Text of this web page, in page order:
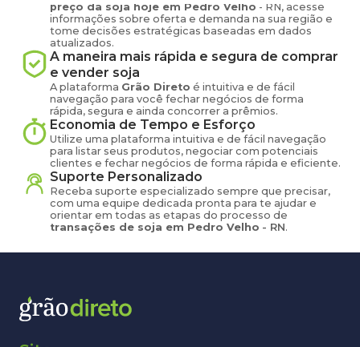
preço da soja hoje em Pedro Velho - RN, acesse
informações sobre oferta e demanda na sua região e
tome decisões estratégicas baseadas em dados
atualizados.
A maneira mais rápida e segura de comprar
e vender soja
A plataforma Grão Direto é intuitiva e de fácil
navegação para você fechar negócios de forma
rápida, segura e ainda concorrer a prêmios.
Economia de Tempo e Esforço
Utilize uma plataforma intuitiva e de fácil navegação
para listar seus produtos, negociar com potenciais
clientes e fechar negócios de forma rápida e eficiente.
Suporte Personalizado
Receba suporte especializado sempre que precisar,
com uma equipe dedicada pronta para te ajudar e
orientar em todas as etapas do processo de
transações de soja em Pedro Velho - RN.